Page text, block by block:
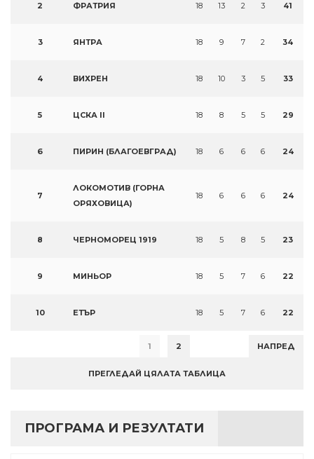
2 ФРАТРИЯ 18 13 2 3 41
3 ЯНТРА 18 9 7 2 34
4 ВИХРЕН 18 10 3 5 33
5 ЦСКА II 18 8 5 5 29
6 ПИРИН (БЛАГОЕВГРАД) 18 6 6 6 24
7
ЛОКОМОТИВ (ГОРНА
ОРЯХОВИЦА)
18 6 6 6 24
8 ЧЕРНОМОРЕЦ 1919 18 5 8 5 23
9 МИНЬОР 18 5 7 6 22
10 ЕТЪР 18 5 7 6 22
1 2 НАПРЕД
ПРЕГЛЕДАЙ ЦЯЛАТА ТАБЛИЦА
ПРОГРАМА И РЕЗУЛТАТИ